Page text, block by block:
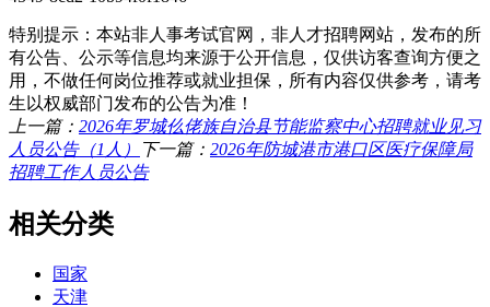
特别提示：本站非人事考试官网，非人才招聘网站，发布的所
有公告、公示等信息均来源于公开信息，仅供访客查询方便之
用，不做任何岗位推荐或就业担保，所有内容仅供参考，请考
生以权威部门发布的公告为准！
上一篇： 2026年罗城仫佬族自治县节能监察中心招聘就业见习
人员公告（1人）
下一篇： 2026年防城港市港口区医疗保障局
招聘工作人员公告
相关分类
国家
天津